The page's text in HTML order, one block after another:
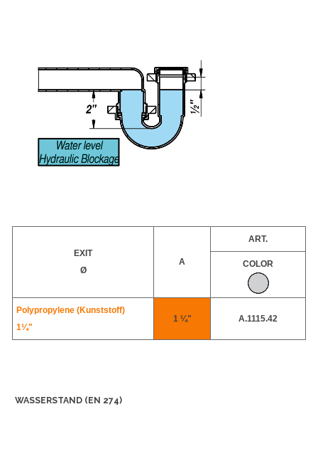
EXIT
Ø
A
ART.
COLOR
Polypropylene (Kunststoff)
1¼"
1 ¼" A.1115.42
WASSERSTAND (EN 274)